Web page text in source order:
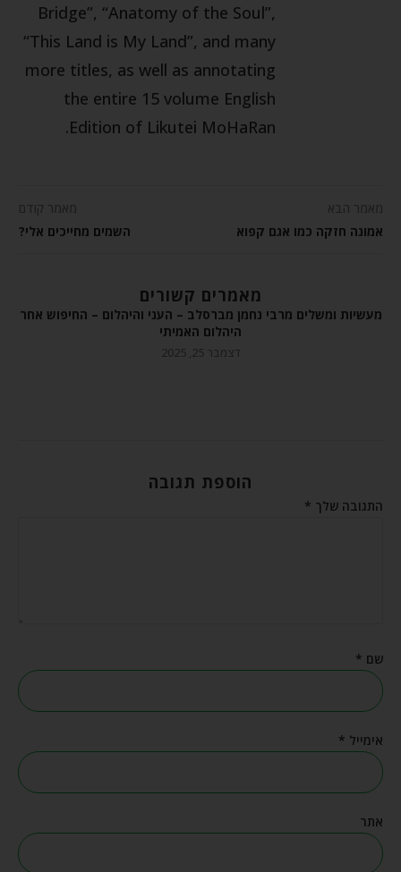
Bridge”, “Anatomy of the Soul”,
“This Land is My Land”, and many
more titles, as well as annotating
the entire 15 volume English
Edition of Likutei MoHaRan.
מאמר הבא
אמונה חזקה כמו אגם קפוא
מאמר קודם
השמים מחייכים אלי?
מאמרים קשורים
מעשיות ומשלים מרבי נחמן מברסלב – העני והיהלום – החיפוש אחר
היהלום האמיתי
דצמבר 25, 2025
הוספת תגובה
התגובה שלך *
שם *
אימייל *
אתר